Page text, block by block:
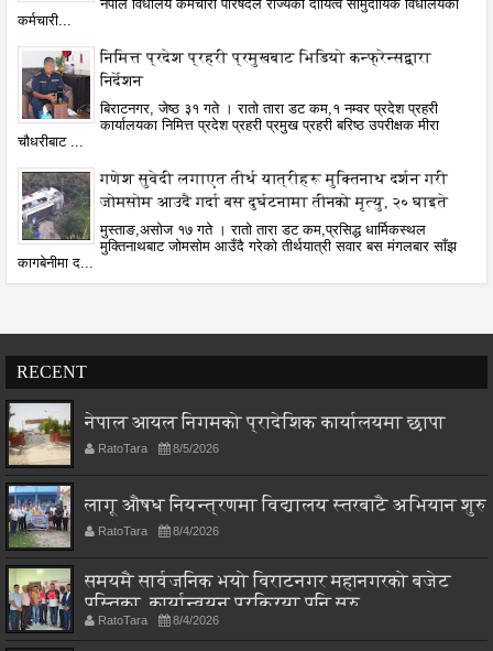
नेपाल विधालय कर्मचारी परिषदले राज्यको दायित्व सामुदायिक विधालयका
कर्मचारी...
निमित्त प्रदेश प्रहरी प्रमुखबाट भिडियो कन्फ्रेन्सद्वारा
निर्देशन
बिराटनगर, जेष्ठ ३१ गते । रातो तारा डट कम,१ नम्वर प्रदेश प्रहरी
कार्यालयका निमित्त प्रदेश प्रहरी प्रमुख प्रहरी बरिष्ठ उपरीक्षक मीरा
चौधरीबाट ...
गणेश सुवेदी लगाएत तीर्थ यात्रीहरू मुक्तिनाथ दर्शन गरी
जोमसोम आउदै गर्दा बस दुर्घटनामा तीनको मृत्यु, २० घाइते
मुस्ताङ,असोज १७ गते । रातो तारा डट कम,प्रसिद्ध धार्मिकस्थल
मुक्तिनाथबाट जोमसोम आउँदै गरेको तीर्थयात्री सवार बस मंगलबार साँझ
कागबेनीमा द...
RECENT
नेपाल आयल निगमको प्रादेशिक कार्यालयमा छापा
RatoTara 8/5/2026
लागू औषध नियन्त्रणमा विद्यालय स्तरबाटै अभियान शुरु
RatoTara 8/4/2026
समयमै सार्वजनिक भयो विराटनगर महानगरको बजेट
पुस्तिका, कार्यान्वयन प्रक्रिया पनि सुरु
RatoTara 8/4/2026